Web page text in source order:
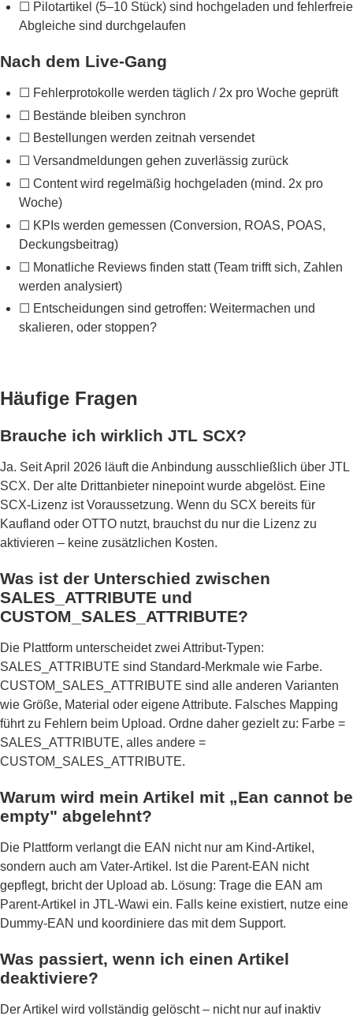
☐ Pilotartikel (5–10 Stück) sind hochgeladen und fehlerfreie
Abgleiche sind durchgelaufen
Nach dem Live-Gang
☐ Fehlerprotokolle werden täglich / 2x pro Woche geprüft
☐ Bestände bleiben synchron
☐ Bestellungen werden zeitnah versendet
☐ Versandmeldungen gehen zuverlässig zurück
☐ Content wird regelmäßig hochgeladen (mind. 2x pro
Woche)
☐ KPIs werden gemessen (Conversion, ROAS, POAS,
Deckungsbeitrag)
☐ Monatliche Reviews finden statt (Team trifft sich, Zahlen
werden analysiert)
☐ Entscheidungen sind getroffen: Weitermachen und
skalieren, oder stoppen?
Häufige Fragen
Brauche ich wirklich JTL SCX?
Ja. Seit April 2026 läuft die Anbindung ausschließlich über JTL
SCX. Der alte Drittanbieter ninepoint wurde abgelöst. Eine
SCX-Lizenz ist Voraussetzung. Wenn du SCX bereits für
Kaufland oder OTTO nutzt, brauchst du nur die Lizenz zu
aktivieren – keine zusätzlichen Kosten.
Was ist der Unterschied zwischen
SALES_ATTRIBUTE und
CUSTOM_SALES_ATTRIBUTE?
Die Plattform unterscheidet zwei Attribut-Typen:
SALES_ATTRIBUTE sind Standard-Merkmale wie Farbe.
CUSTOM_SALES_ATTRIBUTE sind alle anderen Varianten
wie Größe, Material oder eigene Attribute. Falsches Mapping
führt zu Fehlern beim Upload. Ordne daher gezielt zu: Farbe =
SALES_ATTRIBUTE, alles andere =
CUSTOM_SALES_ATTRIBUTE.
Warum wird mein Artikel mit „Ean cannot be
empty" abgelehnt?
Die Plattform verlangt die EAN nicht nur am Kind-Artikel,
sondern auch am Vater-Artikel. Ist die Parent-EAN nicht
gepflegt, bricht der Upload ab. Lösung: Trage die EAN am
Parent-Artikel in JTL-Wawi ein. Falls keine existiert, nutze eine
Dummy-EAN und koordiniere das mit dem Support.
Was passiert, wenn ich einen Artikel
deaktiviere?
Der Artikel wird vollständig gelöscht – nicht nur auf inaktiv